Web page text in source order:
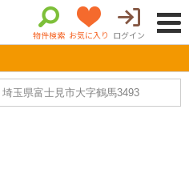
物件検索 お気に入り ログイン
埼玉県富士見市大字鶴馬3493